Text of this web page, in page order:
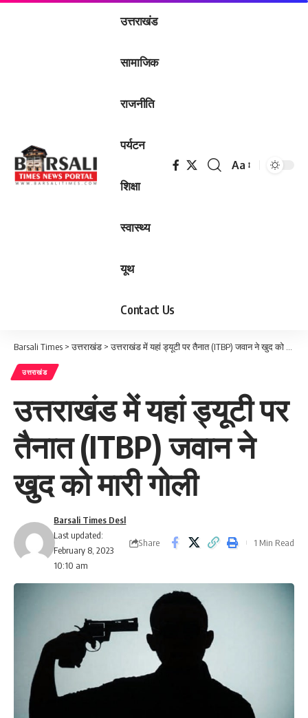
उत्तराखंड
सामाजिक
राजनीति
पर्यटन
शिक्षा
स्वास्थ्य
यूथ
Contact Us
Font
Aa
Barsali Times >उत्तराखंड >उत्तराखंड में यहां ड्यूटी पर तैनात (ITBP) जवान ने खुद को मारी गोली
उत्तराखंड
उत्तराखंड में यहां ड्यूटी पर
तैनात (ITBP) जवान ने
खुद को मारी गोली
Last updated:
February 8, 2023
10:10 am
Barsali Times Desl
Share 1 Min Read